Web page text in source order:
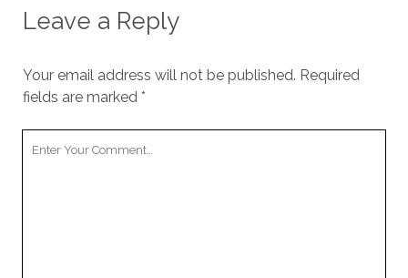
Leave a Reply
Your email address will not be published. Required
fields are marked *